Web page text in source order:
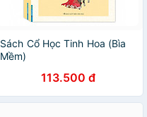
Sách Cổ Học Tinh Hoa (Bìa
Mềm)
113.500 đ